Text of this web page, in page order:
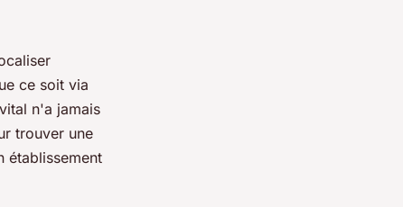
ce soit via
n'a jamais
trouver une
établissement